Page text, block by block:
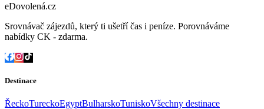
eDovolená.cz
Srovnávač zájezdů, který ti ušetří čas i peníze. Porovnáváme
nabídky CK - zdarma.
Destinace
ŘeckoTureckoEgyptBulharskoTuniskoVšechny destinace